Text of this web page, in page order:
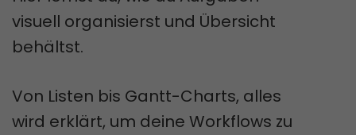
visuell organisierst und Übersicht
behältst.
Von Listen bis Gantt-Charts, alles
wird erklärt, um deine Workflows zu